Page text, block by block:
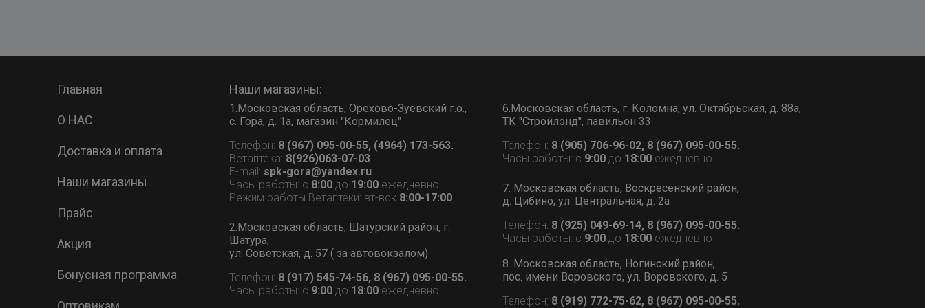
Главная
О НАС
Доставка и оплата
Наши магазины
Прайс
Акция
Бонусная программа
Наши магазины:
1.Московская область, Орехово-Зуевский г.о.,
с. Гора, д. 1а, магазин "Кормилец"
Телефон: 8 (967) 095-00-55, (4964) 173-563.
Ветаптека: 8(926)063-07-03
E-mail: spk-gora@yandex.ru
Часы работы: с 8:00до 19:00ежедневно.
Режим работы Ветаптеки: вт-вск 8:00-17:00
2.Московская область, Шатурский район, г.
Шатура,
ул. Советская, д. 57 ( за автовокзалом)
Телефон: 8 (917) 545-74-56, 8 (967) 095-00-55.
Часы работы: с 9:00до 18:00ежедневно
6.Московская область, г. Коломна, ул. Октябрьская, д. 88а,
ТК "Стройлэнд", павильон 33
Телефон: 8 (905) 706-96-02, 8 (967) 095-00-55.
Часы работы: с 9:00 до 18:00 ежедневно
7. Московская область, Воскресенский район,
д. Цибино, ул. Центральная, д. 2а
Телефон: 8 (925) 049-69-14, 8 (967) 095-00-55.
Часы работы: с 9:00 до 18:00 ежедневно
8. Московская область, Ногинский район,
пос. имени Воровского, ул. Воровского, д. 5
Телефон: 8 (919) 772-75-62, 8 (967) 095-00-55.